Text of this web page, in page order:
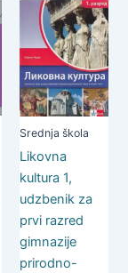
Srednja škola
Likovna
kultura 1,
udzbenik za
prvi razred
gimnazije
prirodno-